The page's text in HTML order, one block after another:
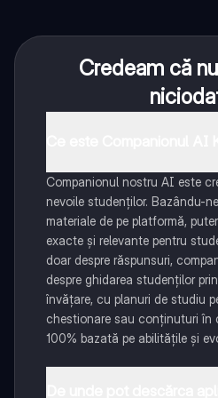
Credeam că
Companionul nostru AI este
nevoile studenților. Bazându-
materiale de pe platformă,
exacte și relevante pentru
doar despre răspunsuri,
despre ghidarea studenților
învățare, cu planuri de studiu
chestionare sau conținuturi în
100% bazată pe abilitățile și